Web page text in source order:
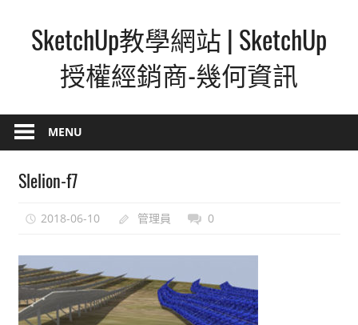
contentSketchUp教學網站 | SketchUp
授權經銷商-幾何資訊
–
最
覺
方
式,
人
MENU
Slelion-f7
2018-06-10 管理員 0